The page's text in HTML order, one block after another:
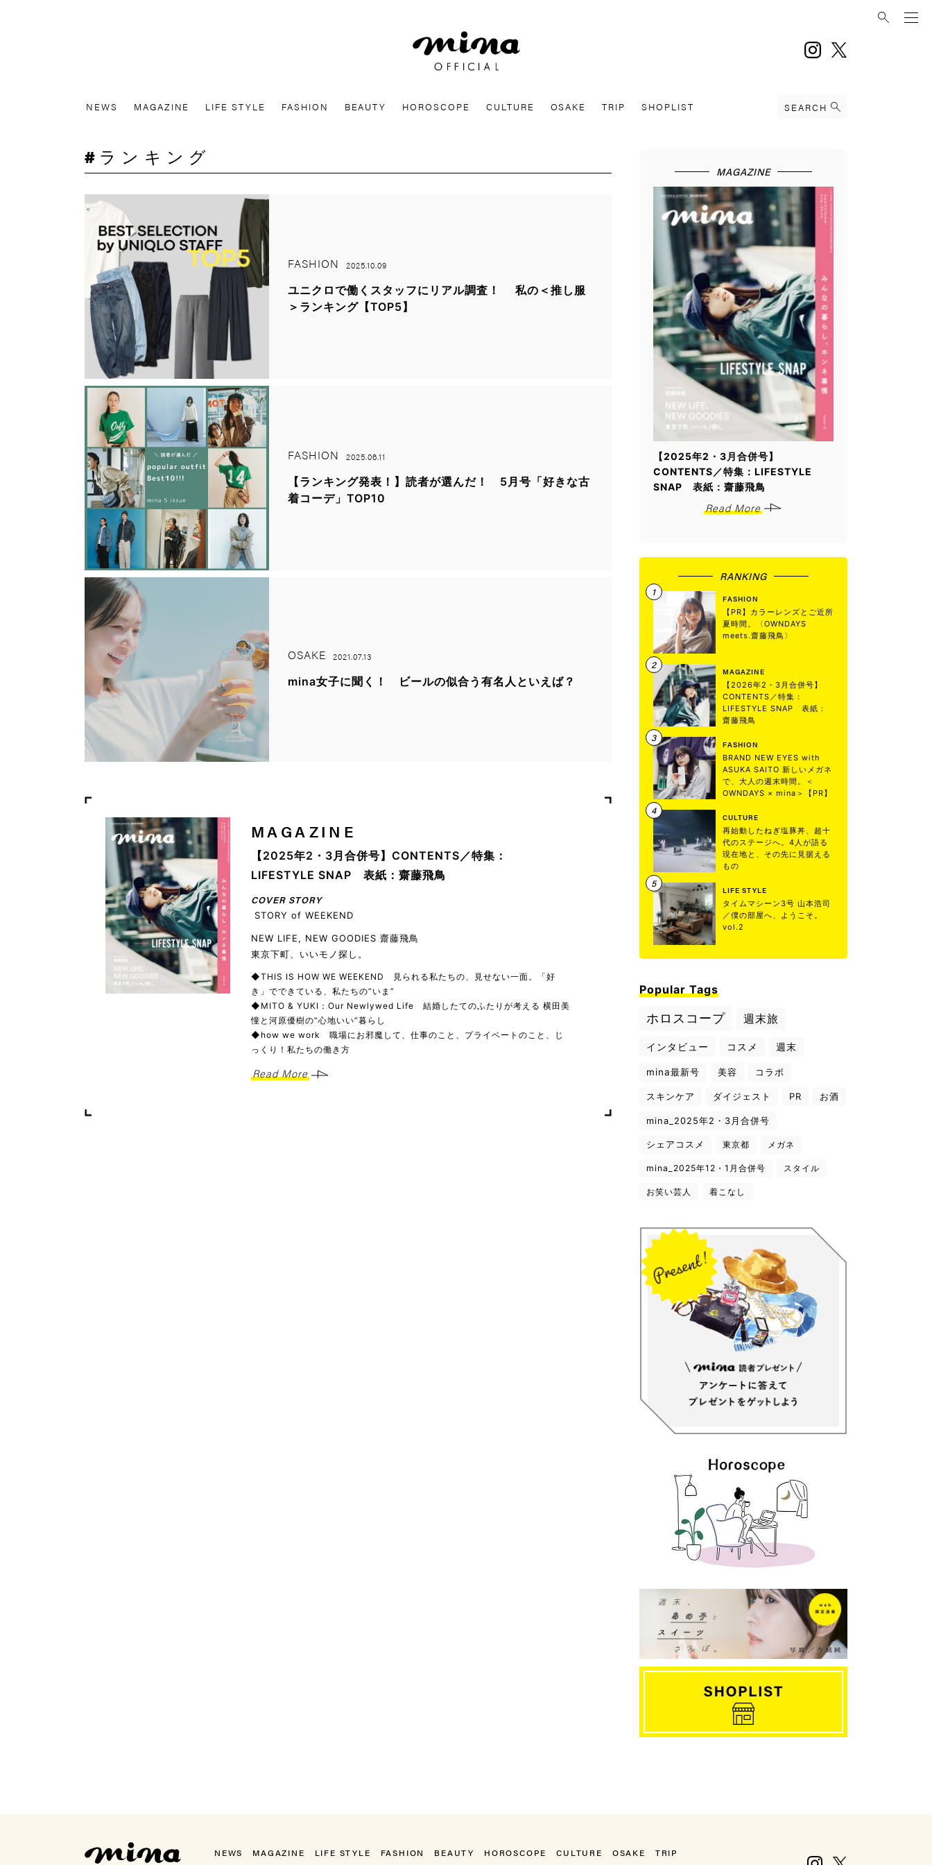
instagram
NEWS MAGAZINE LIFE STYLE FASHION BEAUTY HOROSCOPE CULTURE OSAKE TRIP SHOPLIST SEARCH
ランキング
FASHION 2025.10.09
ユニクロで働くスタッフにリアル調査！ 私の＜推し服
＞ランキング【TOP5】
FASHION 2025.06.11
【ランキング発表！】読者が選んだ！ 5月号「好きな古
着コーデ」TOP10
OSAKE 2021.07.13
mina女子に聞く！ ビールの似合う有名人といえば？
MAGAZINE
【2025年2・3月合併号】CONTENTS／特集：
LIFESTYLE SNAP 表紙：齋藤飛鳥
COVER STORY
STORY of WEEKEND
NEW LIFE, NEW GOODIES 齋藤飛鳥
東京下町、いいモノ探し。
◆THIS IS HOW WE WEEKEND 見られる私たちの、見せない一面。「好
き」でできている、私たちの“いま”
◆MITO & YUKI：Our Newlywed Life 結婚したてのふたりが考える 横田美
憧と河原優樹の“心地いい”暮らし
◆how we work 職場にお邪魔して、仕事のこと、プライベートのこと、じ
っくり！私たちの働き方
Read More
MAGAZINE
【2025年2・3月合併号】
CONTENTS／特集：LIFESTYLE
SNAP 表紙：齋藤飛鳥
Read More
RANKING
FASHION
【PR】カラーレンズとご近所
夏時間。〈OWNDAYS
meets.齋藤飛鳥〉
MAGAZINE
【2026年2・3月合併号】
CONTENTS／特集：
LIFESTYLE SNAP 表紙：
齋藤飛鳥
FASHION
BRAND NEW EYES with
ASUKA SAITO 新しいメガネ
で、大人の週末時間。＜
OWNDAYS × mina＞【PR】
CULTURE
再始動したねぎ塩豚丼、超十
代のステージへ。4人が語る
現在地と、その先に見据える
もの
LIFE STYLE
タイムマシーン3号 山本浩司
／僕の部屋へ、ようこそ。
vol.2
Popular Tags
ホロスコープ 週末旅
インタビュー コスメ 週末
mina最新号 美容 コラボ
スキンケア ダイジェスト PR お酒
mina_2025年2・3月合併号
シェアコスメ 東京都 メガネ
mina_2025年12・1月合併号 スタイル
お笑い芸人 着こなし
NEWS MAGAZINE LIFE STYLE FASHION BEAUTY HOROSCOPE CULTURE OSAKE
TRIP
Instagram